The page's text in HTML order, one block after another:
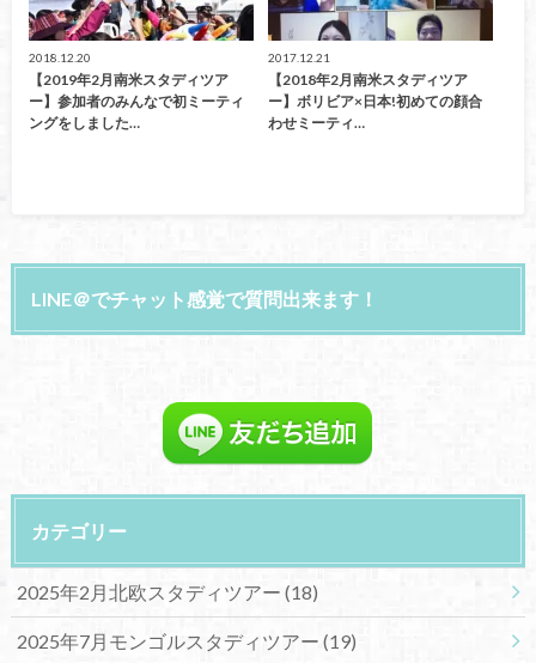
2018.12.20
【2019年2月南米スタディツア
ー】参加者のみんなで初ミーティ
ングをしました…
2017.12.21
【2018年2月南米スタディツア
ー】ボリビア×日本!初めての顔合
わせミーティ…
LINE＠でチャット感覚で質問出来ます！
カテゴリー
2025年2月北欧スタディツアー (18)
2025年7月モンゴルスタディツアー (19)